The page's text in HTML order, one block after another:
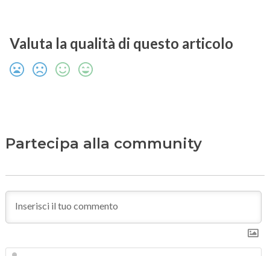
Valuta la qualità di questo articolo
Partecipa alla community